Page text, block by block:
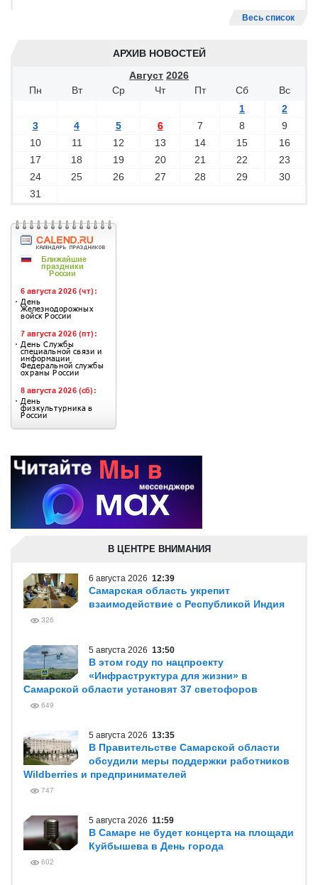
Весь список
АРХИВ НОВОСТЕЙ
Август 2026
Пн
Вт Ср Чт Пт Сб
Вс
1
2
3
4 5 6 7 8
9
10
11 12 13 14 15
16
17
18 19 20 21 22
23
24
25 26 27 28 29
30
31
В ЦЕНТРЕ ВНИМАНИЯ
6 августа 2026 12:39
Самарская область укрепит
взаимодействие с Республикой Индия
326
5 августа 2026 13:50
В этом году по нацпроекту
«Инфраструктура для жизни» в
Самарской области установят 37 светофоров
649
5 августа 2026 13:35
В Правительстве Самарской области
обсудили меры поддержки работников
Wildberries и предпринимателей
747
5 августа 2026 11:59
В Самаре не будет концерта на площади
Куйбышева в День города
602